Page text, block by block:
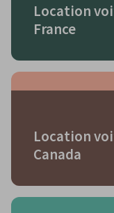
Location
France
Location
Canada